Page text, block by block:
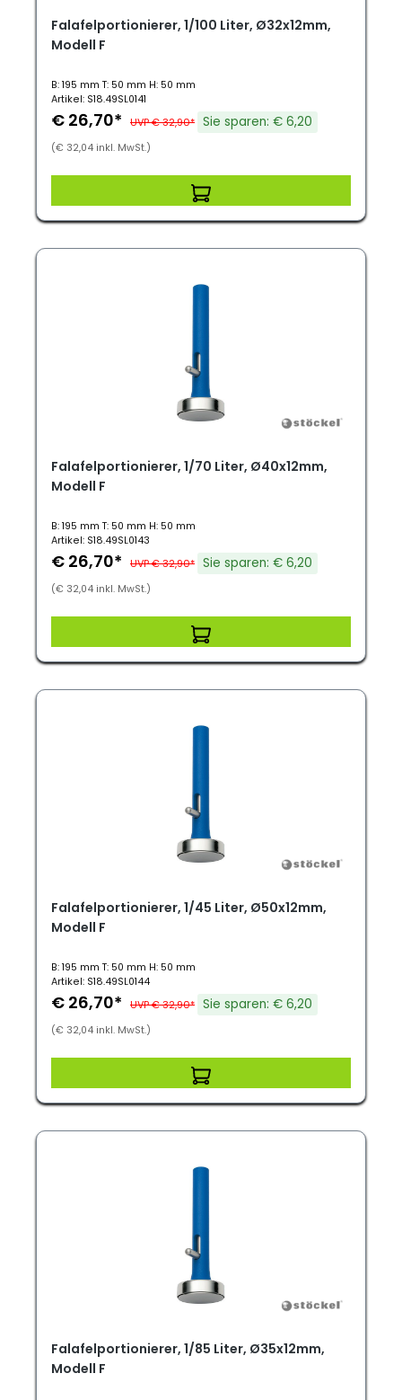
Falafelportionierer, 1/100 Liter, Ø32x12mm,
Modell F
B: 195 mm T: 50 mm H: 50 mm
Artikel: S18.49SL0141
€ 26,70* UVP € 32,90* Sie sparen: € 6,20
(€ 32,04 inkl. MwSt.)
Falafelportionierer, 1/70 Liter, Ø40x12mm,
Modell F
B: 195 mm T: 50 mm H: 50 mm
Artikel: S18.49SL0143
€ 26,70* UVP € 32,90* Sie sparen: € 6,20
(€ 32,04 inkl. MwSt.)
Falafelportionierer, 1/45 Liter, Ø50x12mm,
Modell F
B: 195 mm T: 50 mm H: 50 mm
Artikel: S18.49SL0144
€ 26,70* UVP € 32,90* Sie sparen: € 6,20
(€ 32,04 inkl. MwSt.)
Falafelportionierer, 1/85 Liter, Ø35x12mm,
Modell F